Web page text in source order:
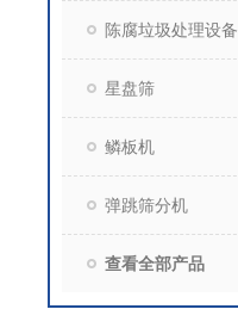
陈腐垃圾处理设备
星盘筛
鳞板机
弹跳筛分机
查看全部产品